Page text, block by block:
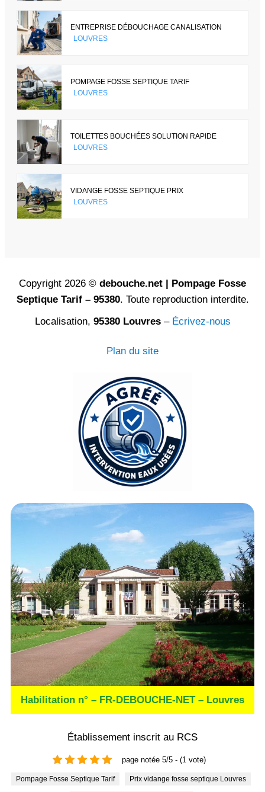
ENTREPRISE DÉBOUCHAGE CANALISATION
LOUVRES
POMPAGE FOSSE SEPTIQUE TARIF
LOUVRES
TOILETTES BOUCHÉES SOLUTION RAPIDE
LOUVRES
VIDANGE FOSSE SEPTIQUE PRIX
LOUVRES
Copyright 2026 © debouche.net | Pompage Fosse
Septique Tarif – 95380. Toute reproduction interdite.
Localisation, 95380 Louvres– Écrivez-nous
Plan du site
Habilitation n° – FR-DEBOUCHE-NET – Louvres
Établissement inscrit au RCS
page notée 5/5 - (1 vote)
Pompage Fosse Septique Tarif Prix vidange fosse septique Louvres